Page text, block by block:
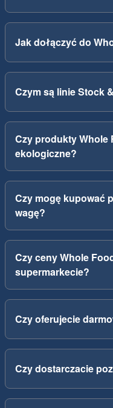
Jak dołączyć do
Czym są linie Stock
Czy produkty Whole
ekologiczne?
Czy mogę kupować
wagę?
Czy ceny Whole
supermarkecie?
Czy oferujecie
Czy dostarczacie